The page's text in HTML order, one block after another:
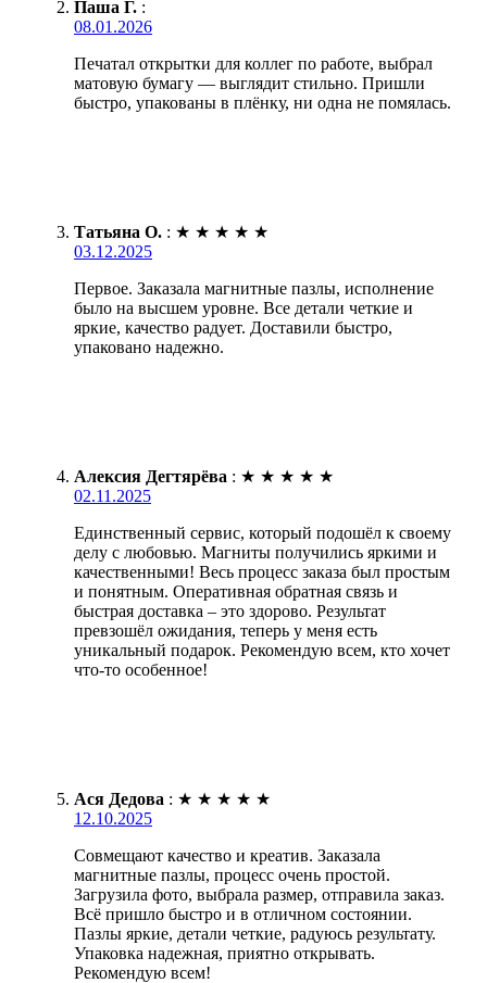
Паша Г. :
08.01.2026
Печатал открытки для коллег по работе, выбрал
матовую бумагу — выглядит стильно. Пришли
быстро, упакованы в плёнку, ни одна не помялась.
Татьяна О. : ★ ★ ★ ★ ★
03.12.2025
Первое. Заказала магнитные пазлы, исполнение
было на высшем уровне. Все детали четкие и
яркие, качество радует. Доставили быстро,
упаковано надежно.
Алексия Дегтярёва : ★ ★ ★ ★ ★
02.11.2025
Единственный сервис, который подошёл к своему
делу с любовью. Магниты получились яркими и
качественными! Весь процесс заказа был простым
и понятным. Оперативная обратная связь и
быстрая доставка – это здорово. Результат
превзошёл ожидания, теперь у меня есть
уникальный подарок. Рекомендую всем, кто хочет
что-то особенное!
Ася Дедова : ★ ★ ★ ★ ★
12.10.2025
Совмещают качество и креатив. Заказала
магнитные пазлы, процесс очень простой.
Загрузила фото, выбрала размер, отправила заказ.
Всё пришло быстро и в отличном состоянии.
Пазлы яркие, детали четкие, радуюсь результату.
Упаковка надежная, приятно открывать.
Рекомендую всем!